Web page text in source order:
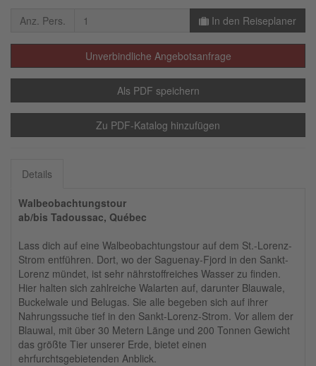
Anz. Pers. In den Reiseplaner
Unverbindliche Angebotsanfrage
Als PDF speichern
Zu PDF-Katalog hinzufügen
Details
Walbeobachtungstour
ab/bis Tadoussac, Québec
Lass dich auf eine Walbeobachtungstour auf dem St.-Lorenz-
Strom entführen. Dort, wo der Saguenay-Fjord in den Sankt-
Lorenz mündet, ist sehr nährstoffreiches Wasser zu finden.
Hier halten sich zahlreiche Walarten auf, darunter Blauwale,
Buckelwale und Belugas. Sie alle begeben sich auf ihrer
Nahrungssuche tief in den Sankt-Lorenz-Strom. Vor allem der
Blauwal, mit über 30 Metern Länge und 200 Tonnen Gewicht
das größte Tier unserer Erde, bietet einen
ehrfurchtsgebietenden Anblick.